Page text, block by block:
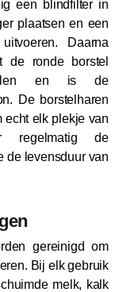
een blindfilter in
plaatsen en een
Daarna
de ronde borstel
en is de
De borstelharen
echt elk plekje van
regelmatig de
de levensduur van
gereinigd om
Bij elk gebruik
melk, kalk